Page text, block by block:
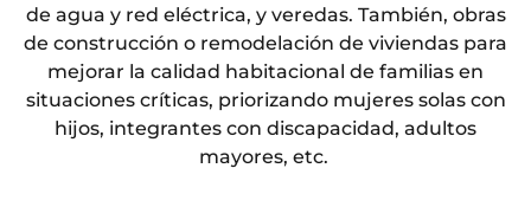
de agua y red eléctrica, y veredas. También, obras
de construcción o remodelación de viviendas para
mejorar la calidad habitacional de familias en
situaciones críticas, priorizando mujeres solas con
hijos, integrantes con discapacidad, adultos
mayores, etc.